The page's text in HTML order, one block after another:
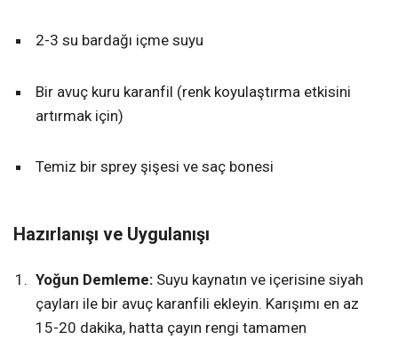
2-3 su bardağı içme suyu
Bir avuç kuru karanfil (renk koyulaştırma etkisini
artırmak için)
Temiz bir sprey şişesi ve saç bonesi
Hazırlanışı ve Uygulanışı
Yoğun Demleme: Suyu kaynatın ve içerisine siyah
çayları ile bir avuç karanfili ekleyin. Karışımı en az
15-20 dakika, hatta çayın rengi tamamen